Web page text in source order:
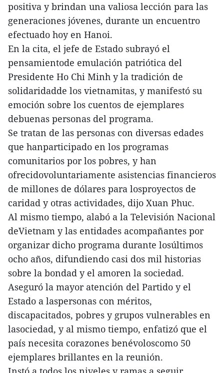
positiva y brindan una valiosa lección para las
generaciones jóvenes, durante un encuentro
efectuado hoy en Hanoi.
En la cita, el jefe de Estado subrayó el
pensamientode emulación patriótica del
Presidente Ho Chi Minh y la tradición de
solidaridadde los vietnamitas, y manifestó su
emoción sobre los cuentos de ejemplares
debuenas personas del programa.
Se tratan de las personas con diversas edades
que hanparticipado en los programas
comunitarios por los pobres, y han
ofrecidovoluntariamente asistencias financieros
de millones de dólares para losproyectos de
caridad y otras actividades, dijo Xuan Phuc.
Al mismo tiempo, alabó a la Televisión Nacional
deVietnam y las entidades acompañantes por
organizar dicho programa durante losúltimos
ocho años, difundiendo casi dos mil historias
sobre la bondad y el amoren la sociedad.
Aseguró la mayor atención del Partido y el
Estado a laspersonas con méritos,
discapacitados, pobres y grupos vulnerables en
lasociedad, y al mismo tiempo, enfatizó que el
país necesita corazones benévoloscomo 50
ejemplares brillantes en la reunión.